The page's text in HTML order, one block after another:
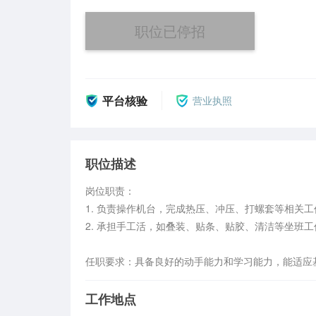
职位已停招
平台核验 营业执照
职位描述
岗位职责：
1. 负责操作机台，完成热压、冲压、打螺套等相关工
2. 承担手工活，如叠装、贴条、贴胶、清洁等坐班工
任职要求：具备良好的动手能力和学习能力，能适应
工作地点